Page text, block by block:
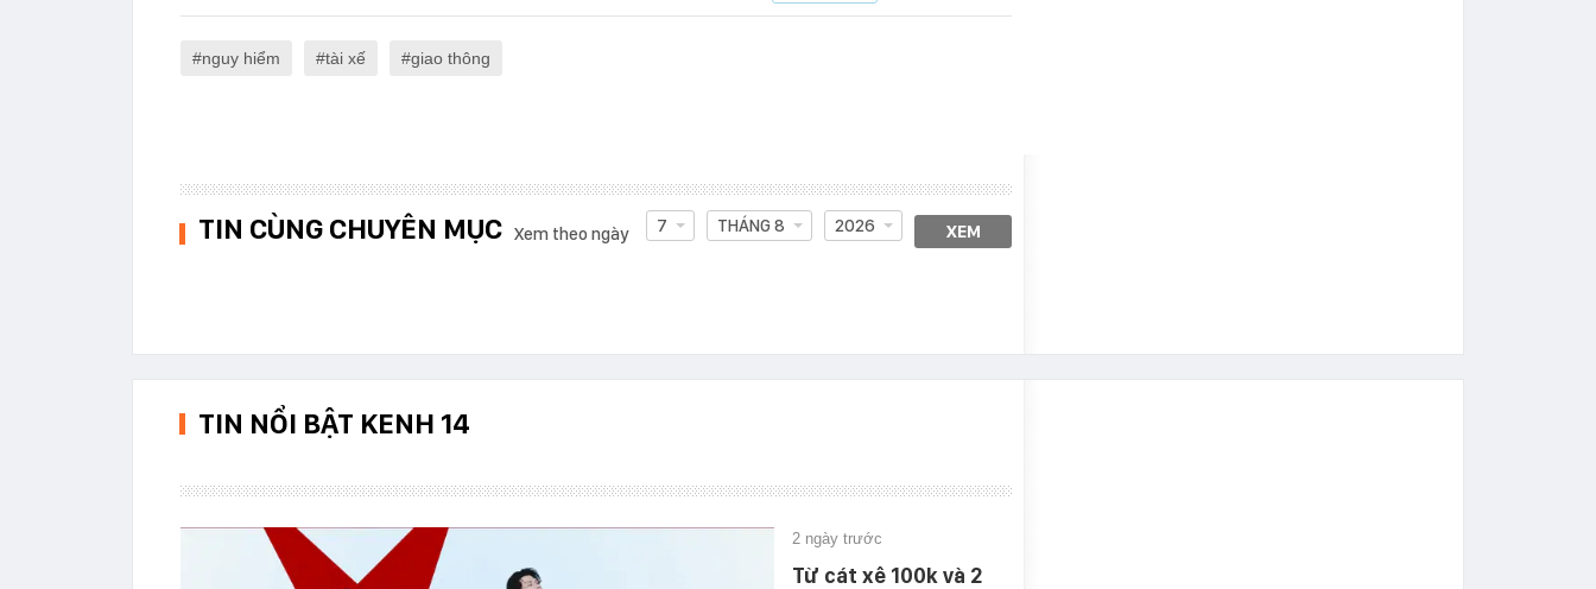
nguy hiểm tài xế giao thông
TIN CÙNG CHUYÊN MỤC Xem theo ngày 7 THÁNG 8 2026 XEM
TIN NỔI BẬT KENH 14
2 ngày trước
Từ cát xê 100k và 2